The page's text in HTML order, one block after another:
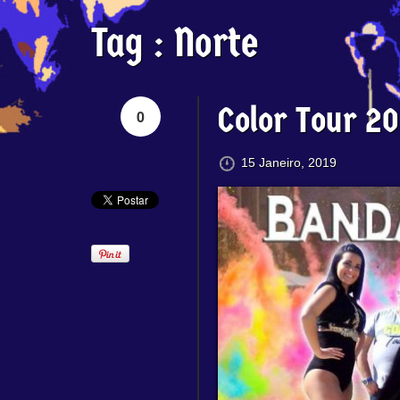
Tag : Norte
0 Color Tour
15 Janeiro, 2019